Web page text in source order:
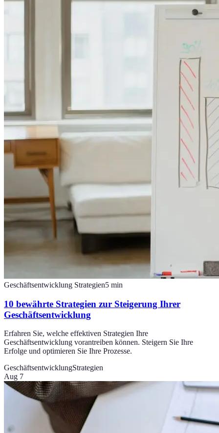
Geschäftsentwicklung Strategien5 min
10 bewährte Strategien zur Steigerung Ihrer
Geschäftsentwicklung
Erfahren Sie, welche effektiven Strategien Ihre
Geschäftsentwicklung vorantreiben können. Steigern Sie Ihre
Erfolge und optimieren Sie Ihre Prozesse.
GeschäftsentwicklungStrategien
Aug 7